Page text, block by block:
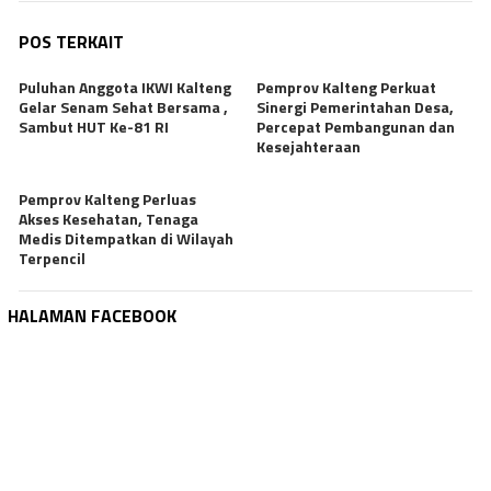
POS TERKAIT
Puluhan Anggota IKWI Kalteng
Gelar Senam Sehat Bersama ,
Sambut HUT Ke-81 RI
Pemprov Kalteng Perkuat
Sinergi Pemerintahan Desa,
Percepat Pembangunan dan
Kesejahteraan
Pemprov Kalteng Perluas
Akses Kesehatan, Tenaga
Medis Ditempatkan di Wilayah
Terpencil
HALAMAN FACEBOOK